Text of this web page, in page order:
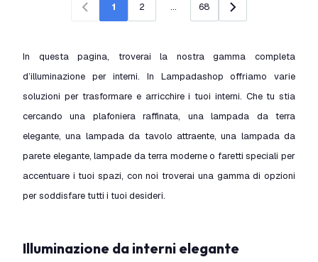
Precedente
1 2 ... 68 Successivo
In questa pagina, troverai la nostra gamma completa
d’illuminazione per interni. In Lampadashop offriamo varie
soluzioni per trasformare e arricchire i tuoi interni. Che tu stia
cercando una plafoniera raffinata, una lampada da terra
elegante, una lampada da tavolo attraente, una lampada da
parete elegante, lampade da terra moderne o faretti speciali per
accentuare i tuoi spazi, con noi troverai una gamma di opzioni
per soddisfare tutti i tuoi desideri.
Illuminazione da interni elegante